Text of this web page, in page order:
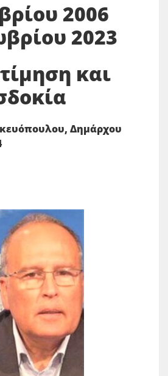
2006
2023
και
Δημάρχου